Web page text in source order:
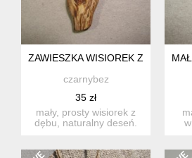
ZAWIESZKA WISIOREK Z DREWNA.
czarnybez
35 zł
mały, prosty wisiorek z
dębu, naturalny deseń.